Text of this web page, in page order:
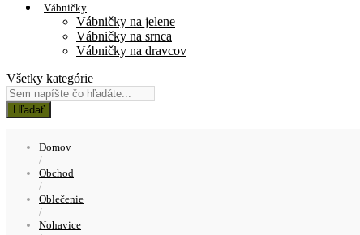
Vábničky
Vábničky na jelene
Vábničky na srnca
Vábničky na dravcov
Všetky kategórie
Hľadať
Domov
/
Obchod
/
Oblečenie
/
Nohavice